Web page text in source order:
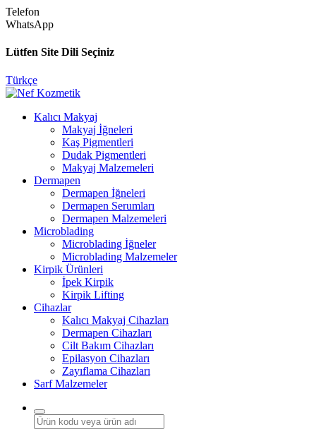
Telefon
WhatsApp
Lütfen Site Dili Seçiniz
Türkçe
Kalıcı Makyaj
Makyaj İğneleri
Kaş Pigmentleri
Dudak Pigmentleri
Makyaj Malzemeleri
Dermapen
Dermapen İğneleri
Dermapen Serumları
Dermapen Malzemeleri
Microblading
Microblading İğneler
Microblading Malzemeler
Kirpik Ürünleri
İpek Kirpik
Kirpik Lifting
Cihazlar
Kalıcı Makyaj Cihazları
Dermapen Cihazları
Cilt Bakım Cihazları
Epilasyon Cihazları
Zayıflama Cihazları
Sarf Malzemeler